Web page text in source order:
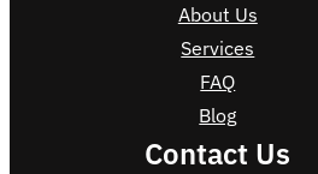
About Us
Services
FAQ
Blog
Contact Us